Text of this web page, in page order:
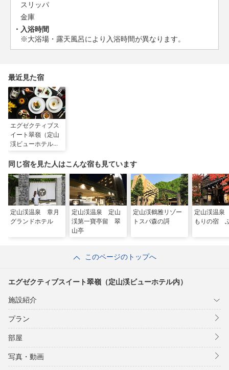
スリッパ
金庫
入浴時間
※大浴場・露天風呂により入浴時間が異なります。
最近見た宿
エグゼクティブス
イート翠嶺（定山
渓ビューホテル
同じ宿を見た人はこんな宿も見ています
定山渓温泉 章月
グランドホテル
定山渓温泉 定山
渓第一寶亭留 翠
山亭
定山渓鶴雅リゾー
トスパ森の謌
定山渓温
もりの宿
このページのトップへ
エグゼクティブスイート翠嶺（定山渓ビューホテル内）
施設紹介
プラン
部屋
写真・動画